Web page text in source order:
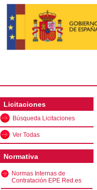
Licitaciones
Búsqueda Licitaciones
Ver Todas
Normativa
Normas Internas de
Contratación EPE Red.es